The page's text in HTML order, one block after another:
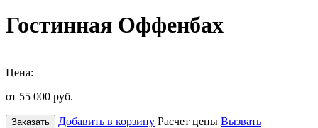
Гостинная Оффенбах
Цена:
от 55 000 руб.
Заказать Добавить в корзину Расчет цены Вызвать